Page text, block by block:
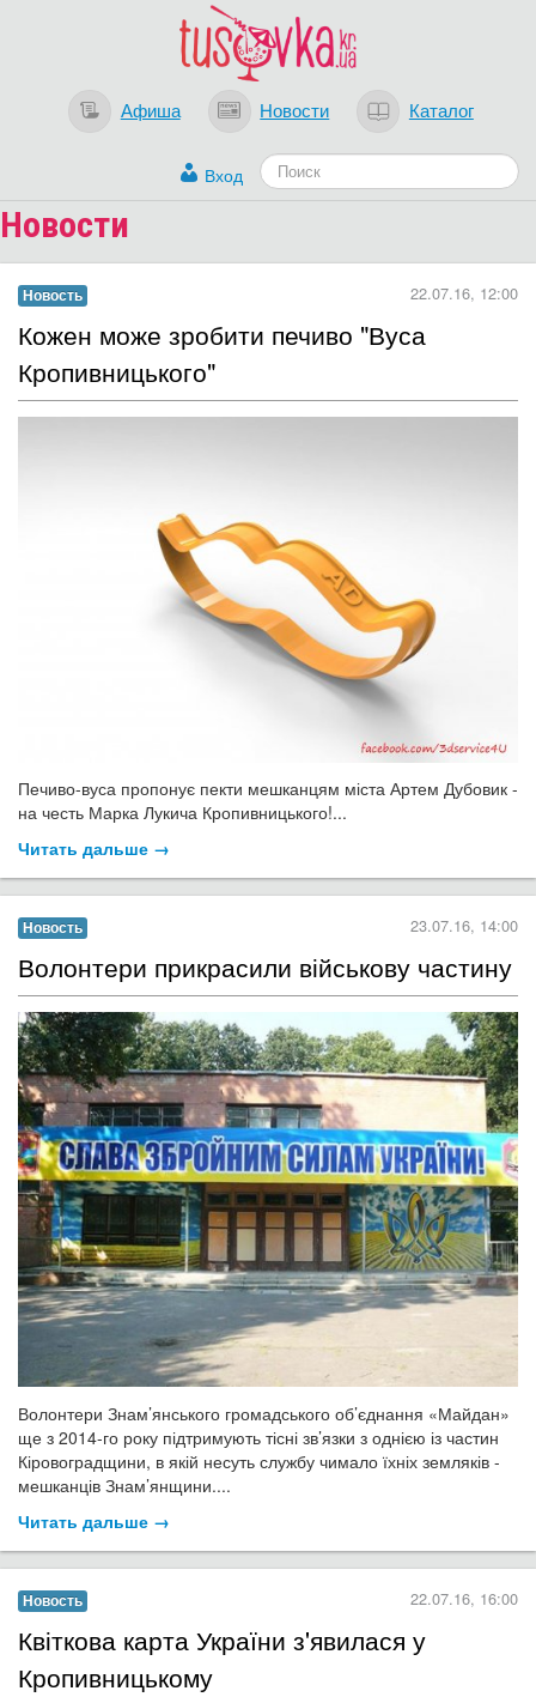
Афиша Новости Каталог
Вход
Новости
Новость 22.07.16, 12:00
Кожен може зробити печиво "Вуса
Кропивницького"
Печиво-вуса пропонує пекти мешканцям міста Артем Дубовик -
на честь Марка Лукича Кропивницького!...
Читать дальше →
Новость 23.07.16, 14:00
Волонтери прикрасили військову частину
Волонтери Знам’янського громадського об’єднання «Майдан»
ще з 2014-го року підтримують тісні зв’язки з однією із частин
Кіровоградщини, в якій несуть службу чимало їхніх земляків -
мешканців Знам’янщини....
Читать дальше →
Новость 22.07.16, 16:00
Квіткова карта України з'явилася у
Кропивницькому